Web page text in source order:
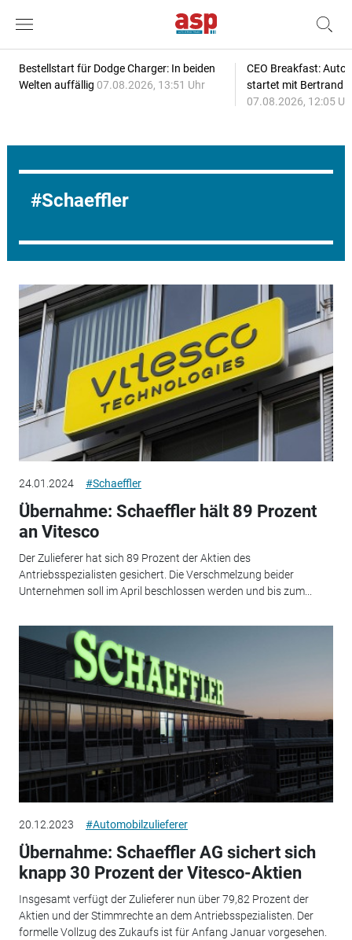
Bestellstart für Dodge Charger: In beiden
Welten auffällig 07.08.2026, 13:51 Uhr
CEO Breakfast:
startet mit Bertrand
07.08.2026, 12:05
Schaeffler
24.01.2024 #Schaeffler
Übernahme: Schaeffler hält 89 Prozent
an Vitesco
Der Zulieferer hat sich 89 Prozent der Aktien des
Antriebsspezialisten gesichert. Die Verschmelzung beider
Unternehmen soll im April beschlossen werden und bis zum...
20.12.2023 #Automobilzulieferer
Übernahme: Schaeffler AG sichert sich
knapp 30 Prozent der Vitesco-Aktien
Insgesamt verfügt der Zulieferer nun über 79,82 Prozent der
Aktien und der Stimmrechte an dem Antriebsspezialisten. Der
formelle Vollzug des Zukaufs ist für Anfang Januar vorgesehen.